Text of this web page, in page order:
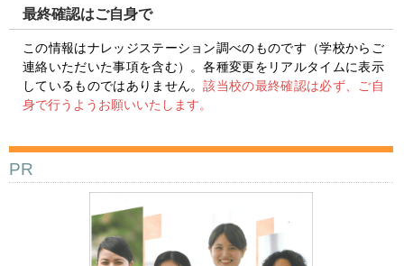
最終確認はご自身で
この情報はナレッジステーション調べのものです（学校からご
連絡いただいた事項を含む）。各種変更をリアルタイムに表示
しているものではありません。該当校の最終確認は必ず、ご自
身で行うようお願いいたします。
PR